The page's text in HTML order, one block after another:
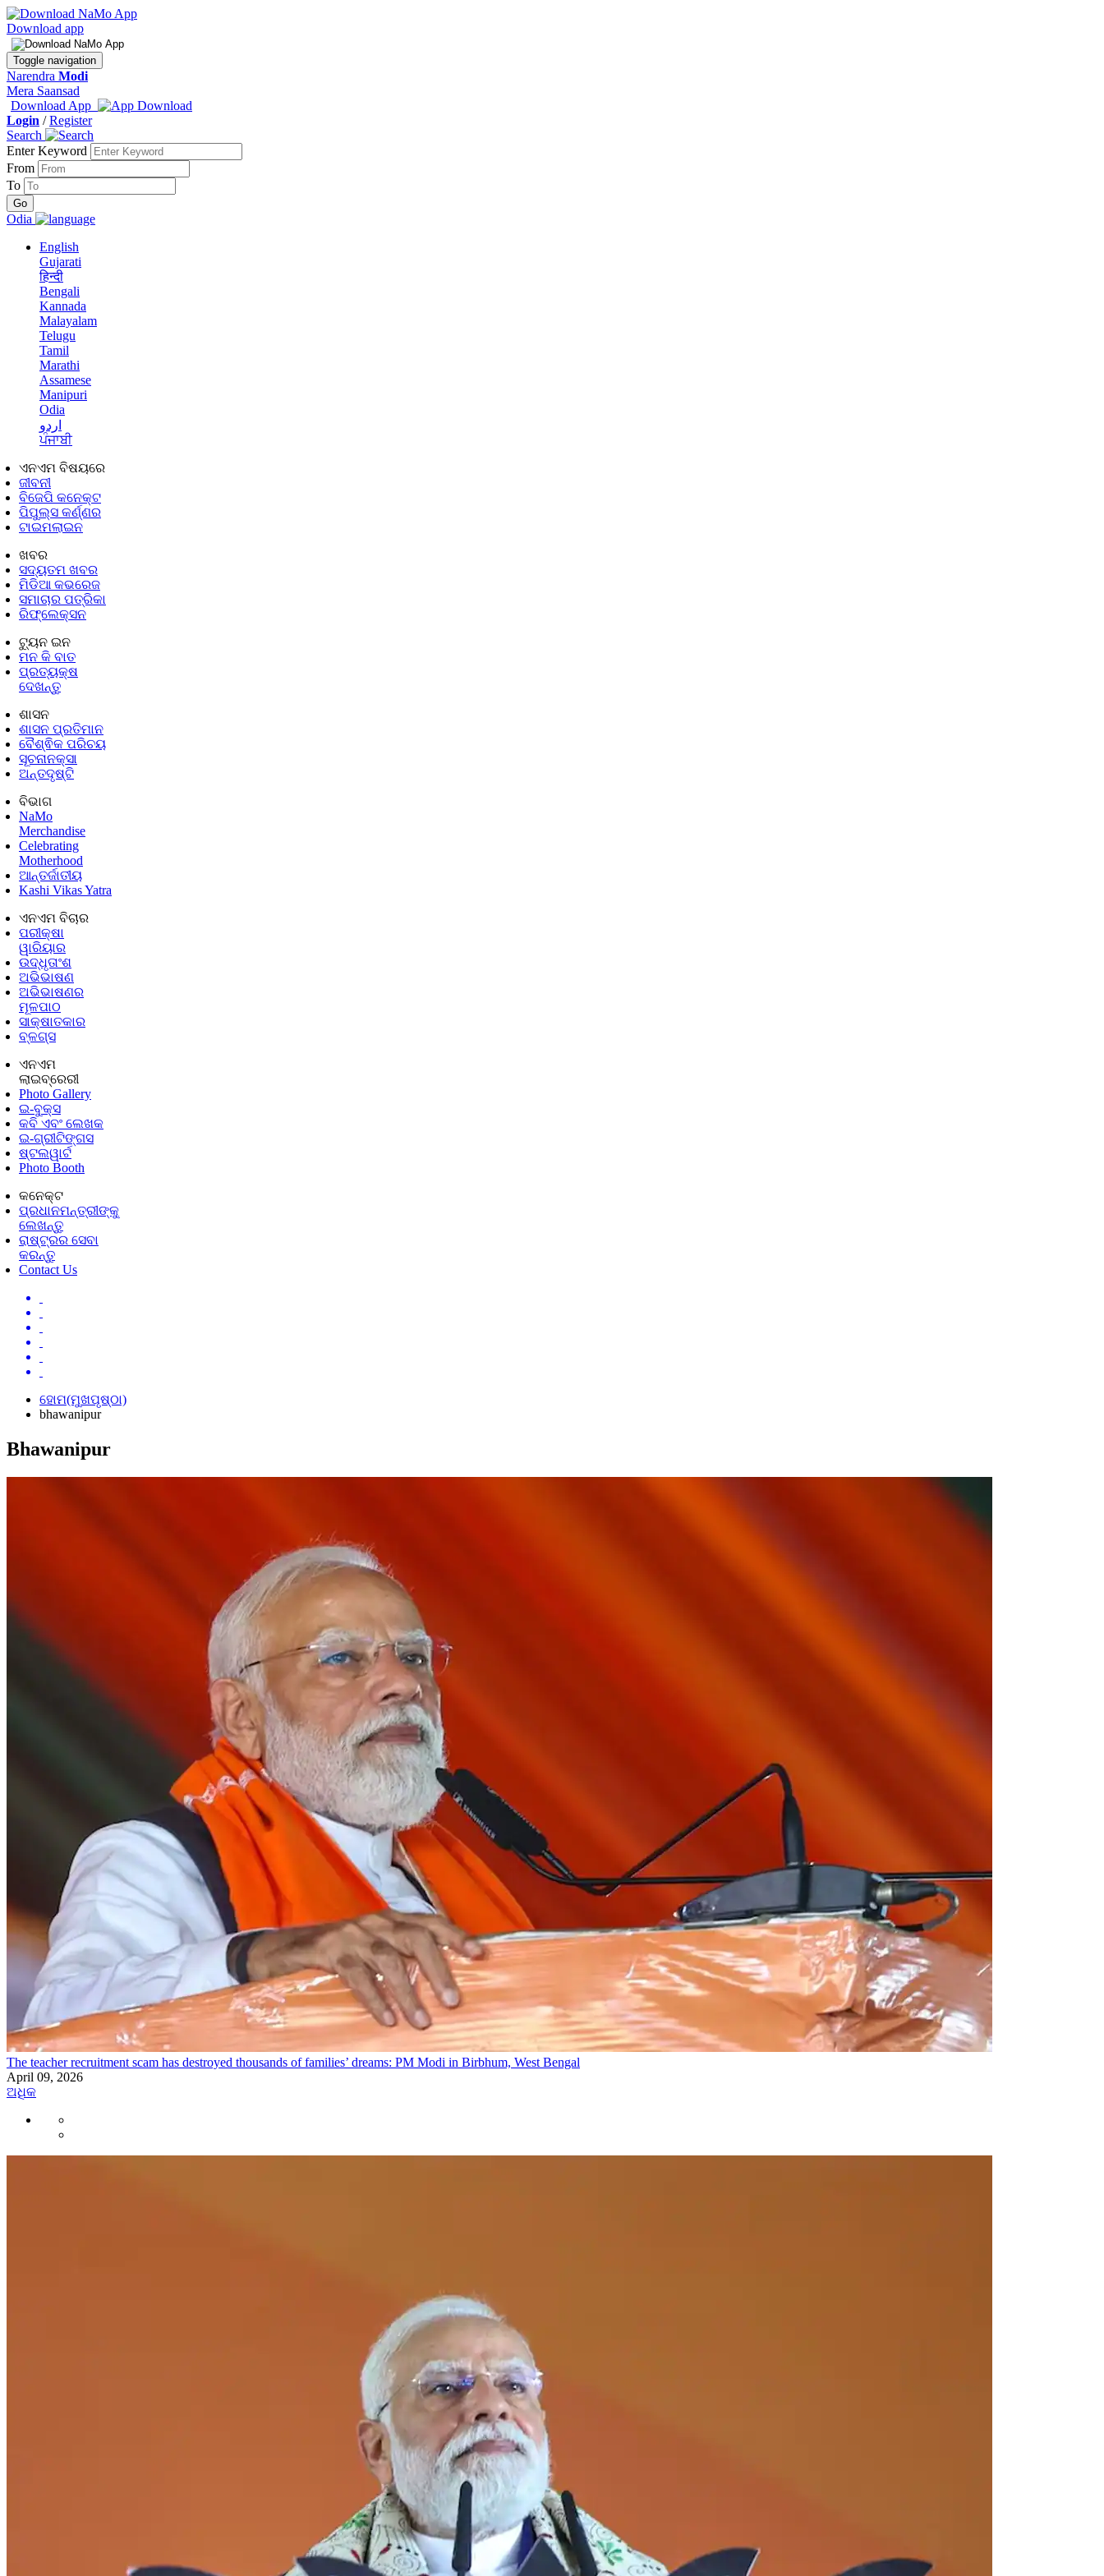
Download app
Toggle navigation
Narendra Modi
Mera Saansad
Download App
Login /Register
Search
Enter Keyword
From
To
Odia
English
Gujarati
हिन्दी
Bengali
Kannada
Malayalam
Telugu
Tamil
Marathi
Assamese
Manipuri
Odia
اردو
ਪੰਜਾਬੀ
ଏନଏମ ବିଷୟରେ
ଜୀବନୀ
ବିଜେପି କନେକ୍ଟ
ପିପୁଲ୍ସ କର୍ଣ୍ଣର
ଟାଇମଲାଇନ
ଖବର
ସଦ୍ୟତମ ଖବର
ମିଡିଆ କଭରେଜ
ସମାଚାର ପତ୍ରିକା
ରିଫ୍ଲେକ୍ସନ
ଟ୍ୟୁନ ଇନ
ମନ କି ବାତ
ପ୍ରତ୍ୟକ୍ଷ
ଦେଖନ୍ତୁ
ଶାସନ
ଶାସନ ପ୍ରତିମାନ
ବୈଶ୍ଵିକ ପରିଚୟ
ସୂଚନାନକ୍ସା
ଅନ୍ତଦୃଷ୍ଟି
ବିଭାଗ
NaMo
Merchandise
Celebrating
Motherhood
ଆନ୍ତର୍ଜାତୀୟ
Kashi Vikas Yatra
ଏନଏମ ବିଚାର
ପରୀକ୍ଷା
ୱାରିୟାର
ଉଦ୍ଧୃତାଂଶ
ଅଭିଭାଷଣ
ଅଭିଭାଷଣର
ମୂଳପାଠ
ସାକ୍ଷାତକାର
ବ୍ଳଗ୍ସ
ଏନଏମ
ଲାଇବ୍ରେରୀ
Photo Gallery
ଇ-ବୁକ୍ସ
କବି ଏବଂ ଲେଖକ
ଇ-ଗ୍ରୀଟିଙ୍ଗସ
ଷ୍ଟଲୱାର୍ଟ
Photo Booth
କନେକ୍ଟ
ପ୍ରଧାନମନ୍ତ୍ରୀଙ୍କୁ
ଲେଖନ୍ତୁ
ରାଷ୍ଟ୍ରର ସେବା
କରନ୍ତୁ
Contact Us
ହୋମ(ମୁଖପୃଷ୍ଠା)
bhawanipur
Bhawanipur
The teacher recruitment scam has destroyed thousands of families’ dreams: PM Modi in Birbhum, West Bengal
April 09, 2026
ଅଧିକ